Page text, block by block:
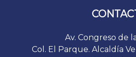
Av. Congreso de
Col. El Parque. Alcaldía